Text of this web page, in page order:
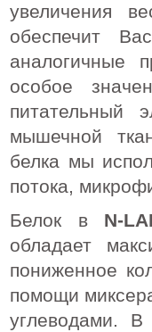
увеличения
обеспечит
аналогичные
особое
питательный
мышечной
белка мы
потока,
Белок в N-
обладает
пониженное
помощи
углеводами. В